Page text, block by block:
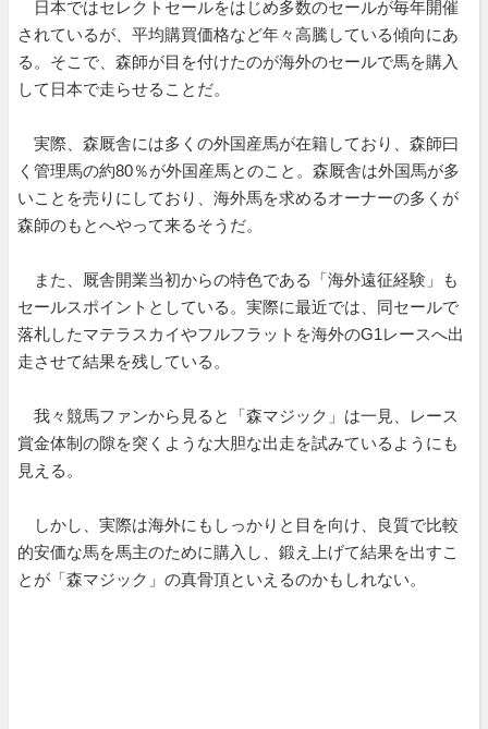
日本ではセレクトセールをはじめ多数のセールが毎年開催
されているが、平均購買価格など年々高騰している傾向にあ
る。そこで、森師が目を付けたのが海外のセールで馬を購入
して日本で走らせることだ。
実際、森厩舎には多くの外国産馬が在籍しており、森師曰
く管理馬の約80％が外国産馬とのこと。森厩舎は外国馬が多
いことを売りにしており、海外馬を求めるオーナーの多くが
森師のもとへやって来るそうだ。
また、厩舎開業当初からの特色である「海外遠征経験」も
セールスポイントとしている。実際に最近では、同セールで
落札したマテラスカイやフルフラットを海外のG1レースへ出
走させて結果を残している。
我々競馬ファンから見ると「森マジック」は一見、レース
賞金体制の隙を突くような大胆な出走を試みているようにも
見える。
しかし、実際は海外にもしっかりと目を向け、良質で比較
的安価な馬を馬主のために購入し、鍛え上げて結果を出すこ
とが「森マジック」の真骨頂といえるのかもしれない。